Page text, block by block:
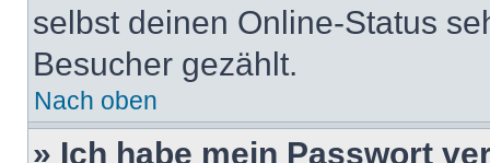
selbst deinen Online-Status
Besucher gezählt.
Nach oben
» Ich habe mein Passwort